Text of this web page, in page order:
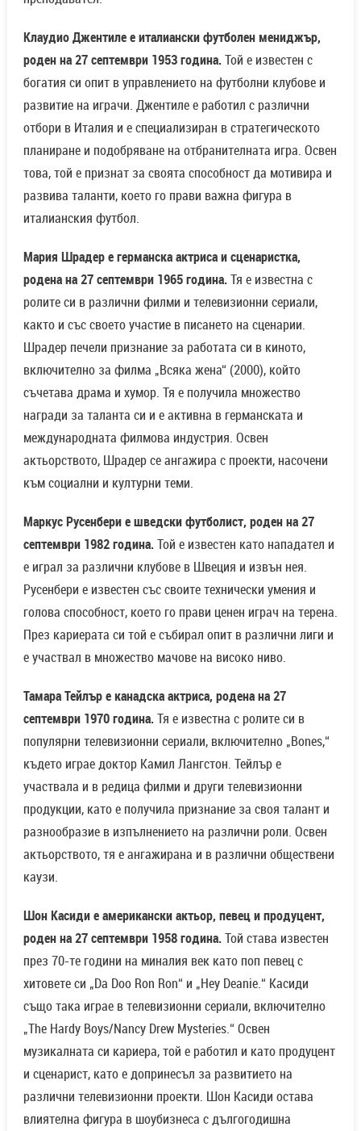
Клаудио Джентиле е италиански футболен мениджър,
роден на 27 септември 1953 година.Той е известен с
богатия си опит в управлението на футболни клубове и
развитие на играчи. Джентиле е работил с различни
отбори в Италия и е специализиран в стратегическото
планиране и подобряване на отбранителната игра. Освен
това, той е признат за своята способност да мотивира и
развива таланти, което го прави важна фигура в
италианския футбол.
Мария Шрадер е германска актриса и сценаристка,
родена на 27 септември 1965 година.Тя е известна с
ролите си в различни филми и телевизионни сериали,
както и със своето участие в писането на сценарии.
Шрадер печели признание за работата си в киното,
включително за филма „Всяка жена“ (2000), който
съчетава драма и хумор. Тя е получила множество
награди за таланта си и е активна в германската и
международната филмова индустрия. Освен
актьорството, Шрадер се ангажира с проекти, насочени
към социални и културни теми.
Маркус Русенбери е шведски футболист, роден на 27
септември 1982 година.Той е известен като нападател и
е играл за различни клубове в Швеция и извън нея.
Русенбери е известен със своите технически умения и
голова способност, което го прави ценен играч на терена.
През кариерата си той е събирал опит в различни лиги и
е участвал в множество мачове на високо ниво.
Тамара Тейлър е канадска актриса, родена на 27
септември 1970 година.Тя е известна с ролите си в
популярни телевизионни сериали, включително „Bones,“
където играе доктор Камил Лангстон. Тейлър е
участвала и в редица филми и други телевизионни
продукции, като е получила признание за своя талант и
разнообразие в изпълнението на различни роли. Освен
актьорството, тя е ангажирана и в различни обществени
каузи.
Шон Касиди е американски актьор, певец и продуцент,
роден на 27 септември 1958 година.Той става известен
през 70-те години на миналия век като поп певец с
хитовете си „Da Doo Ron Ron“ и „Hey Deanie.“ Касиди
също така играе в телевизионни сериали, включително
„The Hardy Boys/Nancy Drew Mysteries.“ Освен
музикалната си кариера, той е работил и като продуцент
и сценарист, като е допринесъл за развитието на
различни телевизионни проекти. Шон Касиди остава
влиятелна фигура в шоубизнеса с дългогодишна